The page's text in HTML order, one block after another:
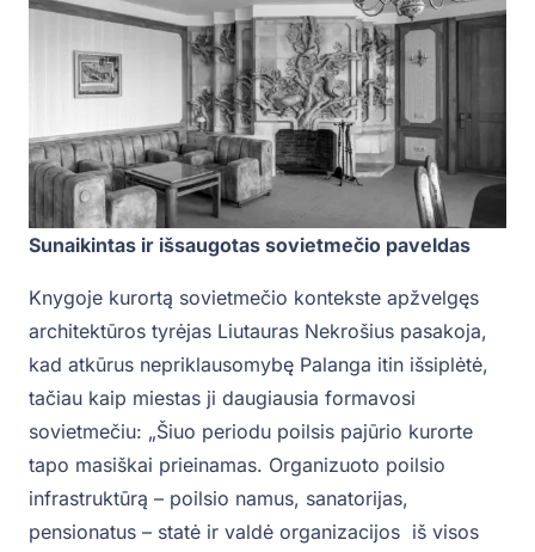
Sunaikintas ir išsaugotas sovietmečio paveldas
Knygoje kurortą sovietmečio kontekste apžvelgęs
architektūros tyrėjas Liutauras Nekrošius pasakoja,
kad atkūrus nepriklausomybę Palanga itin išsiplėtė,
tačiau kaip miestas ji daugiausia formavosi
sovietmečiu: „Šiuo periodu poilsis pajūrio kurorte
tapo masiškai prieinamas. Organizuoto poilsio
infrastruktūrą – poilsio namus, sanatorijas,
pensionatus – statė ir valdė organizacijos iš visos